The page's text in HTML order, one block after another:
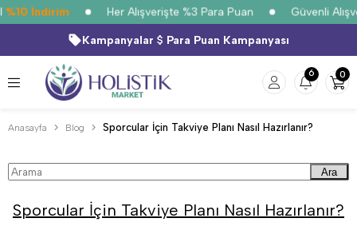
İndirim Her Alışverişte %3 Para Puan Güvenli
Kampanyalar Para Puan Kampanyası
6 0
Anasayfa Blog Sporcular İçin Takviye Planı Nasıl Hazırlanır?
Ara
Sporcular İçin Takviye Planı Nasıl Hazırlanır?